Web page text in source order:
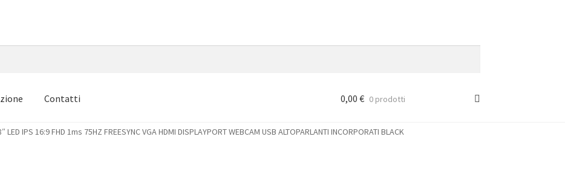
Contatti 0,00 € 0 prodotti
LED IPS 16:9 FHD 1ms 75HZ FREESYNC VGA HDMI DISPLAYPORT WEBCAM USB ALTOPARLANTI INCORPORATI BLACK